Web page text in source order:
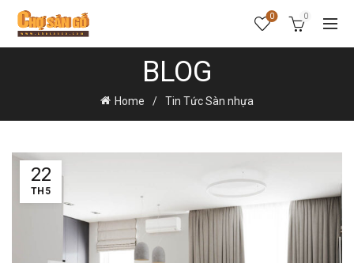
0 0
BLOG
Home Tin Tức Sàn nhựa
22
TH5